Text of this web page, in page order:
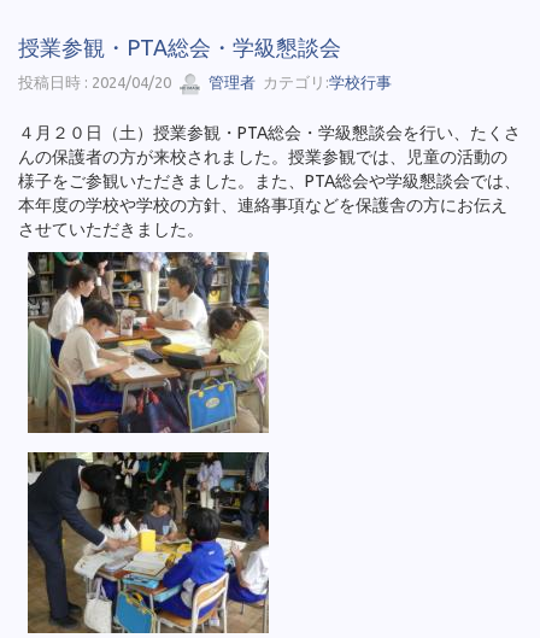
授業参観・PTA総会・学級懇談会
投稿日時 : 2024/04/20 管理者 カテゴリ:学校行事
４月２０日（土）授業参観・PTA総会・学級懇談会を行い、たくさ
んの保護者の方が来校されました。授業参観では、児童の活動の
様子をご参観いただきました。また、PTA総会や学級懇談会では、
本年度の学校や学校の方針、連絡事項などを保護舎の方にお伝え
させていただきました。